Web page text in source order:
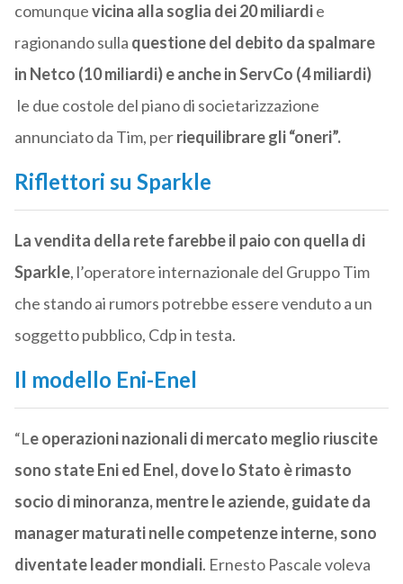
comunquevicina alla soglia dei 20 miliardie
ragionando sulla questione del debito da spalmare
in Netco (10 miliardi) e anche in ServCo (4 miliardi)
le due costole del piano di societarizzazione
annunciato da Tim, perriequilibrare gli “oneri”.
Riflettori su Sparkle
La vendita della rete farebbe il paio con quella di
Sparkle, l’operatore internazionale del Gruppo Tim
che stando ai rumors potrebbe essere venduto a un
soggetto pubblico, Cdp in testa.
Il modello Eni-Enel
“Le operazioni nazionali di mercato meglio riuscite
sono state Eni ed Enel, dove lo Stato è rimasto
socio di minoranza, mentre le aziende, guidate da
manager maturati nelle competenze interne, sono
diventate leader mondiali. Ernesto Pascale voleva